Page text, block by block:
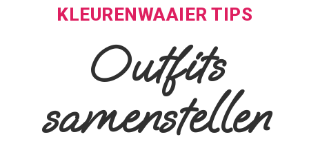
KLEURENWAAIER TIPS
Outfits
samenstellen